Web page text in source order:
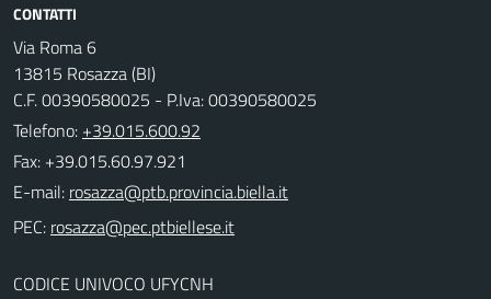
CONTATTI
Via Roma 6
13815 Rosazza (BI)
C.F. 00390580025 - P.Iva: 00390580025
Telefono: +39.015.600.92
Fax: +39.015.60.97.921
E-mail:
PEC:
CODICE UNIVOCO UFYCNH